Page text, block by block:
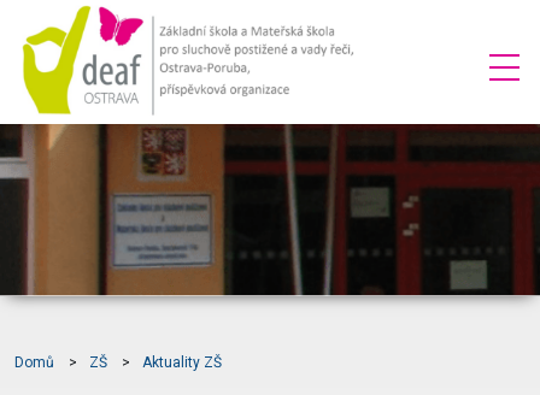
Domů ZŠ Aktuality ZŠ